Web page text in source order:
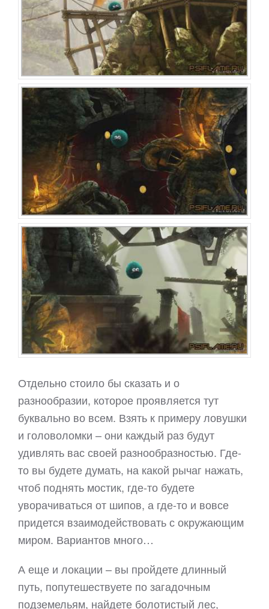
Отдельно стоило бы сказать и о
разнообразии, которое проявляется тут
буквально во всем. Взять к примеру ловушки
и головоломки – они каждый раз будут
удивлять вас своей разнообразностью. Где-
то вы будете думать, на какой рычаг нажать,
чтоб поднять мостик, где-то будете
уворачиваться от шипов, а где-то и вовсе
придется взаимодействовать с окружающим
миром. Вариантов много…
А еще и локации – вы пройдете длинный
путь, попутешествуете по загадочным
подземельям, найдете болотистый лес,